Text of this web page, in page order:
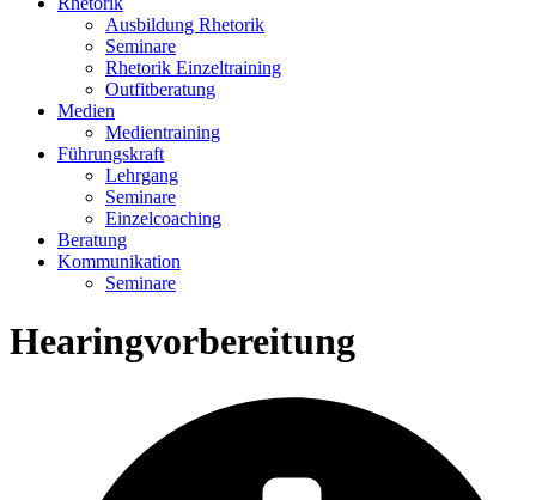
Ausbildung Rhetorik
Seminare
Rhetorik Einzeltraining
Outfitberatung
Medien
Medientraining
Führungskraft
Lehrgang
Seminare
Einzelcoaching
Beratung
Kommunikation
Seminare
Hearingvorbereitung